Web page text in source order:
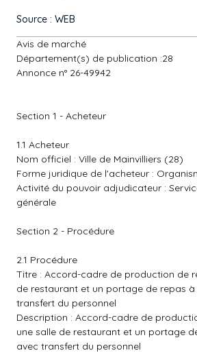
Source : WEB
Avis de marché
Département(s) de publication :28
Annonce n° 26-49942
Section 1 - Acheteur
1.1 Acheteur
Nom officiel : Ville de Mainvilliers (28)
Forme juridique de l'acheteur :
Activité du pouvoir adjudicateur :
générale
Section 2 - Procédure
2.1 Procédure
Titre : Accord-cadre de production de
de restaurant et un portage de repas
transfert du personnel
Description : Accord-cadre de
une salle de restaurant et un portage
avec transfert du personnel